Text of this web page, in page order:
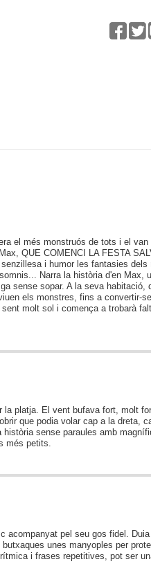
el més monstruós de tots i el van
QUE COMENCI LA FESTA
i humor les fantasies dels
Narra la història d'en Max,
sense sopar. A la seva habitació,
els monstres, fins a convertir-
molt sol i comença a trobarà
la platja. El vent bufava fort, molt
que podia volar cap a la dreta,
sense paraules amb
més petits.
acompanyat pel seu gos fidel.
unes manyoples per
i frases repetitives, pot ser